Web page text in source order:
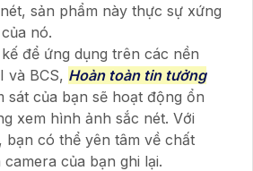
sản phẩm này thực sự xứng
nó.
để ứng dụng trên các nền
và BCS, Hoàn toàn tin tưởng
sát của bạn sẽ hoạt động ổn
xem hình ảnh sắc nét. Với
bạn có thể yên tâm về chất
của bạn ghi lại.